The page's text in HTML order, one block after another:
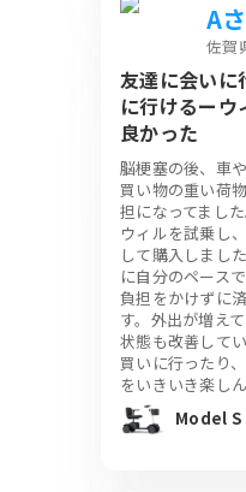
A
佐賀
友達に会いに
に行けるーウ
良かった
脳梗塞の後、車
買い物の重い荷
担になってまし
ウィルを試乗し
して購入しまし
に自分のペース
負担をかけずに
す。外出が増え
状態も改善して
買いに行ったり
をいきいき楽しん
Model S